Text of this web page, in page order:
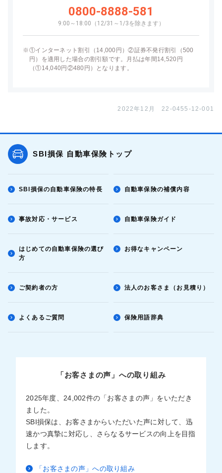
0800-8888-581
9:00～18:00（12/31～1/3を除きます）
※①インターネット割引（14,000円）②証券不発行割引（500
円）を適用した場合の割引額です。月払は年間14,520円
（①14,040円②480円）となります。
2022年12月 22-0455-12-001
SBI損保 自動車保険トップ
SBI損保の自動車保険の特長 自動車保険の補償内容
事故対応・サービス 自動車保険ガイド
はじめての自動車保険の選び
方
お得なキャンペーン
ご契約者の方 法人のお客さま（お見積り）
よくあるご質問 保険用語辞典
「お客さまの声」への取り組み
2025年度、24,002件の「お客さまの声」をいただき
ました。
SBI損保は、お客さまからいただいた声に対して、迅
速かつ真摯に対応し、さらなるサービスの向上を目指
します。
「お客さまの声」への取り組み